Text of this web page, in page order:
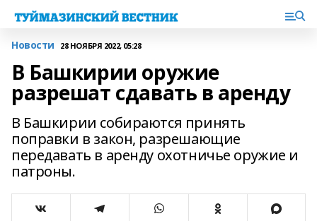
Новости 28 НОЯБРЯ 2022, 05:28
В Башкирии оружие
разрешат сдавать в аренду
В Башкирии собираются принять
поправки в закон, разрешающие
передавать в аренду охотничье оружие и
патроны.